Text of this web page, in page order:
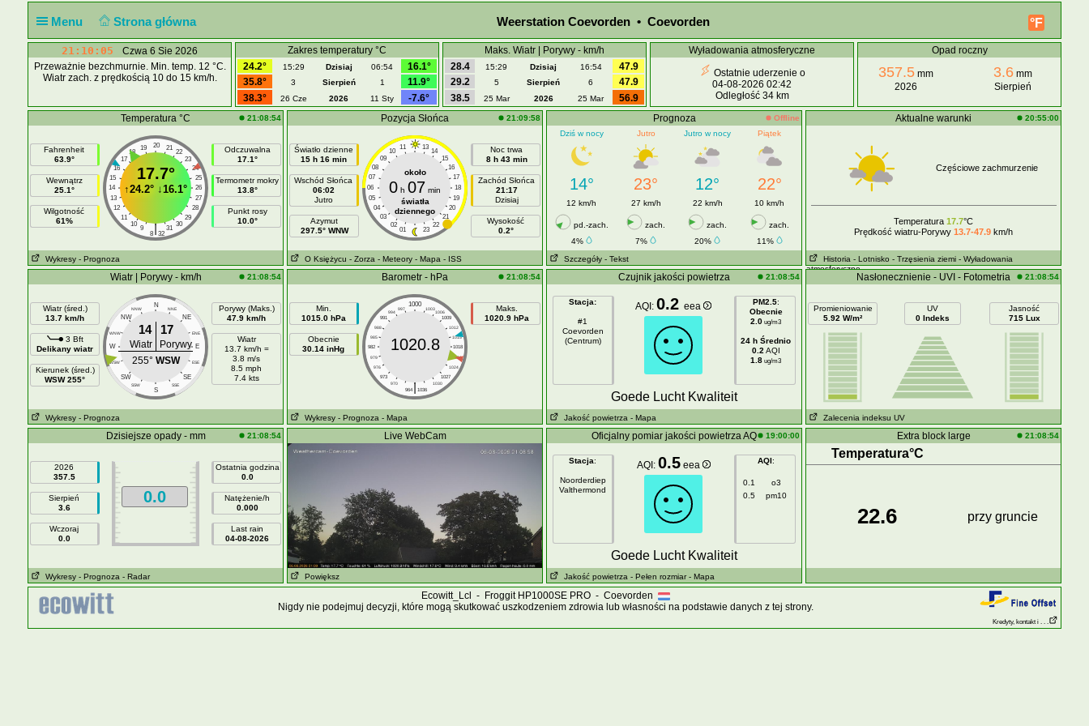
Menu Strona główna °F
Weerstation Coevorden • Coevorden
21:10:05
Czwa 6 Sie 2026
Przeważnie bezchmurnie. Min. temp. 12 °C.
Wiatr zach. z prędkością 10 do 15 km/h.
Zakres temperatury °C
24.2°
15:29 Dzisiaj 06:54
16.1°
35.8°
3 Sierpień 1
11.9°
38.3°
26 Cze 2026 11 Sty -7.6°
Maks. Wiatr | Porywy - km/h
28.4
15:29 Dzisiaj 16:54
47.9
29.2
5 Sierpień 6
47.9
38.5
25 Mar 2026 25 Mar 56.9
Wyładowania atmosferyczne
Ostatnie uderzenie o
04-08-2026 02:42
Odległość 34 km
Opad roczny
357.5 mm
2026
3.6 mm
Sierpień
Temperatura °C 21:08:54
Fahrenheit
63.9°
Wewnątrz
25.1°
Wilgotność
61%
20
19 21
18
22
17
23
16
24
15
25
14
26
13
27
12
28
11
29
10
30
9 31
|
8 32
17.7°
↑24.2° ↓16.1°
Odczuwalna
17.1°
Termometr mokry
13.8°
Punkt rosy
10.0°
Wykresy - Prognoza
Pozycja Słońca 21:09:58
Światło dzienne
15 h 16 min
Wschód Słońca
06:02
Jutro
Azymut
297.5° WNW
11 13
10
14
09
15
08
16
07
17
06
18
05
19
04
20
03
21
02
22
01 23
około
0 h 07 min
światła
dziennego
Noc trwa
8 h 43 min
Zachód Słońca
21:17
Dzisiaj
Wysokość
0.2°
O Księżycu - Zorza - Meteory - Mapa - ISS
Prognoza
Offline
Dziś w nocy
Jutro Jutro w nocy Piątek
14° 23° 12° 22°
12 km/h 27 km/h 22 km/h 10 km/h
pd.-zach. zach. zach.
zach.
4%
7% 20%
11%
Szczegóły - Tekst
Aktualne warunki 20:55:00
Częściowe zachmurzenie
Temperatura 17.7°C
Prędkość wiatru-Porywy 13.7-47.9 km/h
Historia - Lotnisko - Trzęsienia ziemi - Wyładowania
atmosferyczne
Wiatr | Porywy - km/h 21:08:54
Wiatr (śred.)
13.7 km/h
3 Bft
Delikany wiatr
Kierunek (śred.)
WSW 255°
N
NNW NNE
NW NE
WNW ENE
W E
WSW ESE
SW SE
SSW SSE
S
14 17
Wiatr
Porywy
255° WSW
Porywy (Maks.)
47.9 km/h
Wiatr
13.7 km/h =
3.8 m/s
8.5 mph
7.4 kts
Wykresy - Prognoza
Barometr - hPa 21:08:54
Min.
1015.0 hPa
Obecnie
30.14 inHg
1000
997 1003
994
1006
991
1009
988
1012
985
1015
982
1018
979
1021
976
1024
973
1027
970
1030
|
964 1036
1020.8
Maks.
1020.9 hPa
Wykresy - Prognoza - Mapa
Czujnik jakości powietrza 21:08:54
Stacja:
#1
Coevorden
(Centrum)
AQI: 0.2 eea PM2.5:
Obecnie
2.0 ug/m3
24 h Średnio
0.2 AQI
1.8 ug/m3
Goede Lucht Kwaliteit
Jakość powietrza - Mapa
Nasłonecznienie - UVI - Fotometria 21:08:54
Promieniowanie
5.92 W/m²
UV
0 Indeks
Jasność
715 Lux
Zalecenia indeksu UV
Dzisiejsze opady - mm 21:08:54
2026
357.5
Sierpień
3.6
Wczoraj
0.0
0.0
Ostatnia godzina
0.0
Natężenie/h
0.000
Last rain
04-08-2026
Wykresy - Prognoza - Radar
Live WebCam
Powiększ
Oficjalny pomiar jakości powietrza AQ 19:00:00
Stacja:
Noorderdiep
Valthermond
AQI: 0.5 eea AQI:
0.1
o3
0.5
pm10
Goede Lucht Kwaliteit
Jakość powietrza - Pełen rozmiar- Mapa
Extra block large 21:08:54
Temperatura°C
22.6 przy gruncie
Ecowitt_Lcl - Froggit HP1000SE PRO - Coevorden
Nigdy nie podejmuj decyzji, które mogą skutkować uszkodzeniem zdrowia lub własności na podstawie danych z tej strony.
Kredyty, kontakt i . . .